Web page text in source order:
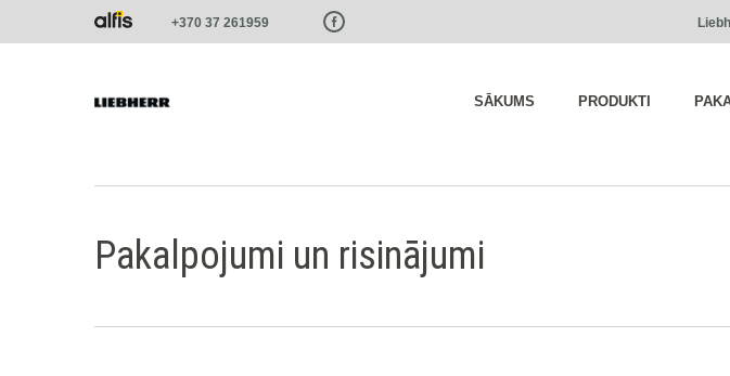
Paste this code as high in the of the page as possible:
+370 37 261959
SĀKUMS PRODUKTI
Pakalpojumi un risinājumi